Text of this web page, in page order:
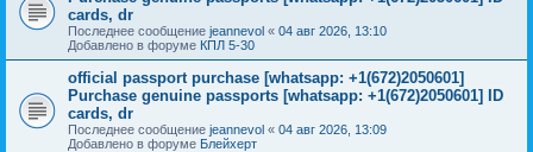
cards, dr
Последнее сообщение jeannevol « 04 авг 2026, 13:10
Добавлено в форуме КПЛ 5-30
official passport purchase [whatsapp: +1(672)2050601]
Purchase genuine passports [whatsapp: +1(672)2050601] ID
cards, dr
Последнее сообщение jeannevol « 04 авг 2026, 13:09
Добавлено в форуме Блейхерт